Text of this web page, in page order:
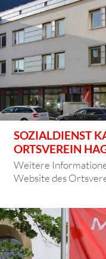
SOZIALDIENST
ORTSVEREIN
Weitere
Website des